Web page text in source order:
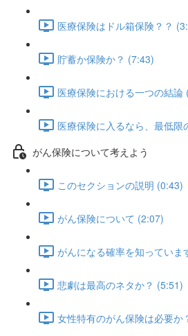
医療保険はドル箱保険？？
貯蓄か保険か？ (7:43)
医療保険における一つの結論
医療保険に入るなら、最低
がん保険について考えよう
このセクションの説明 (0:43)
がん保険について (2:07)
がんになる確率を知っていま
悲劇は最高のネタか？ (5:51)
女性特有のがん保険は必要か